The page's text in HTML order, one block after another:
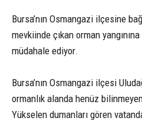
Bursa’nın Osmangazi ilçesine
mevkiinde çıkan orman
müdahale ediyor.
Bursa’nın Osmangazi ilçesi
ormanlık alanda henüz
Yükselen dumanları gören